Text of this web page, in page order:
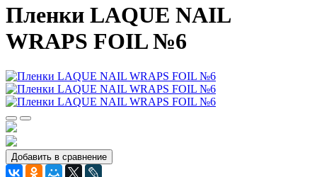
Пленки LAQUE NAIL
WRAPS FOIL №6
Добавить в сравнение